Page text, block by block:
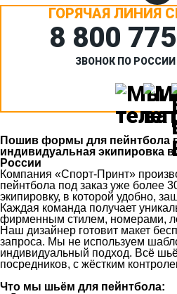
ГОРЯЧАЯ ЛИНИЯ
8 800
ЗВОНОК ПО
Пошив формы для пейнтбола
индивидуальная экипировка
России
Компания «Спорт‑Принт»
пейнтбола под заказ уже более
экипировку, в которой удобно,
Каждая команда получает
фирменным стилем, номерами,
Наш дизайнер готовит макет
запроса. Мы не используем
индивидуальный подход. Всё
посредников, с жёстким
Что мы шьём для пейнтбола: